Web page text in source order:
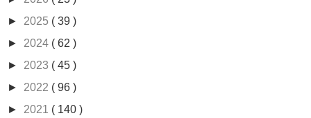
► 2025 ( 39 )
► 2024 ( 62 )
► 2023 ( 45 )
► 2022 ( 96 )
► 2021 ( 140 )